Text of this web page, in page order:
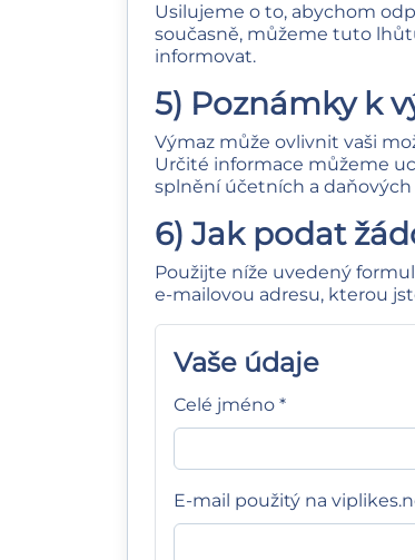
Usilujeme o to, abychom
současně, můžeme tuto
informovat.
5) Poznámky k
Výmaz může ovlivnit vaši
Určité informace můžeme
splnění účetních a
6) Jak podat
Použijte níže uvedený
e‑mailovou adresu, kterou
Vaše údaje
Celé jméno *
E-mail použitý na